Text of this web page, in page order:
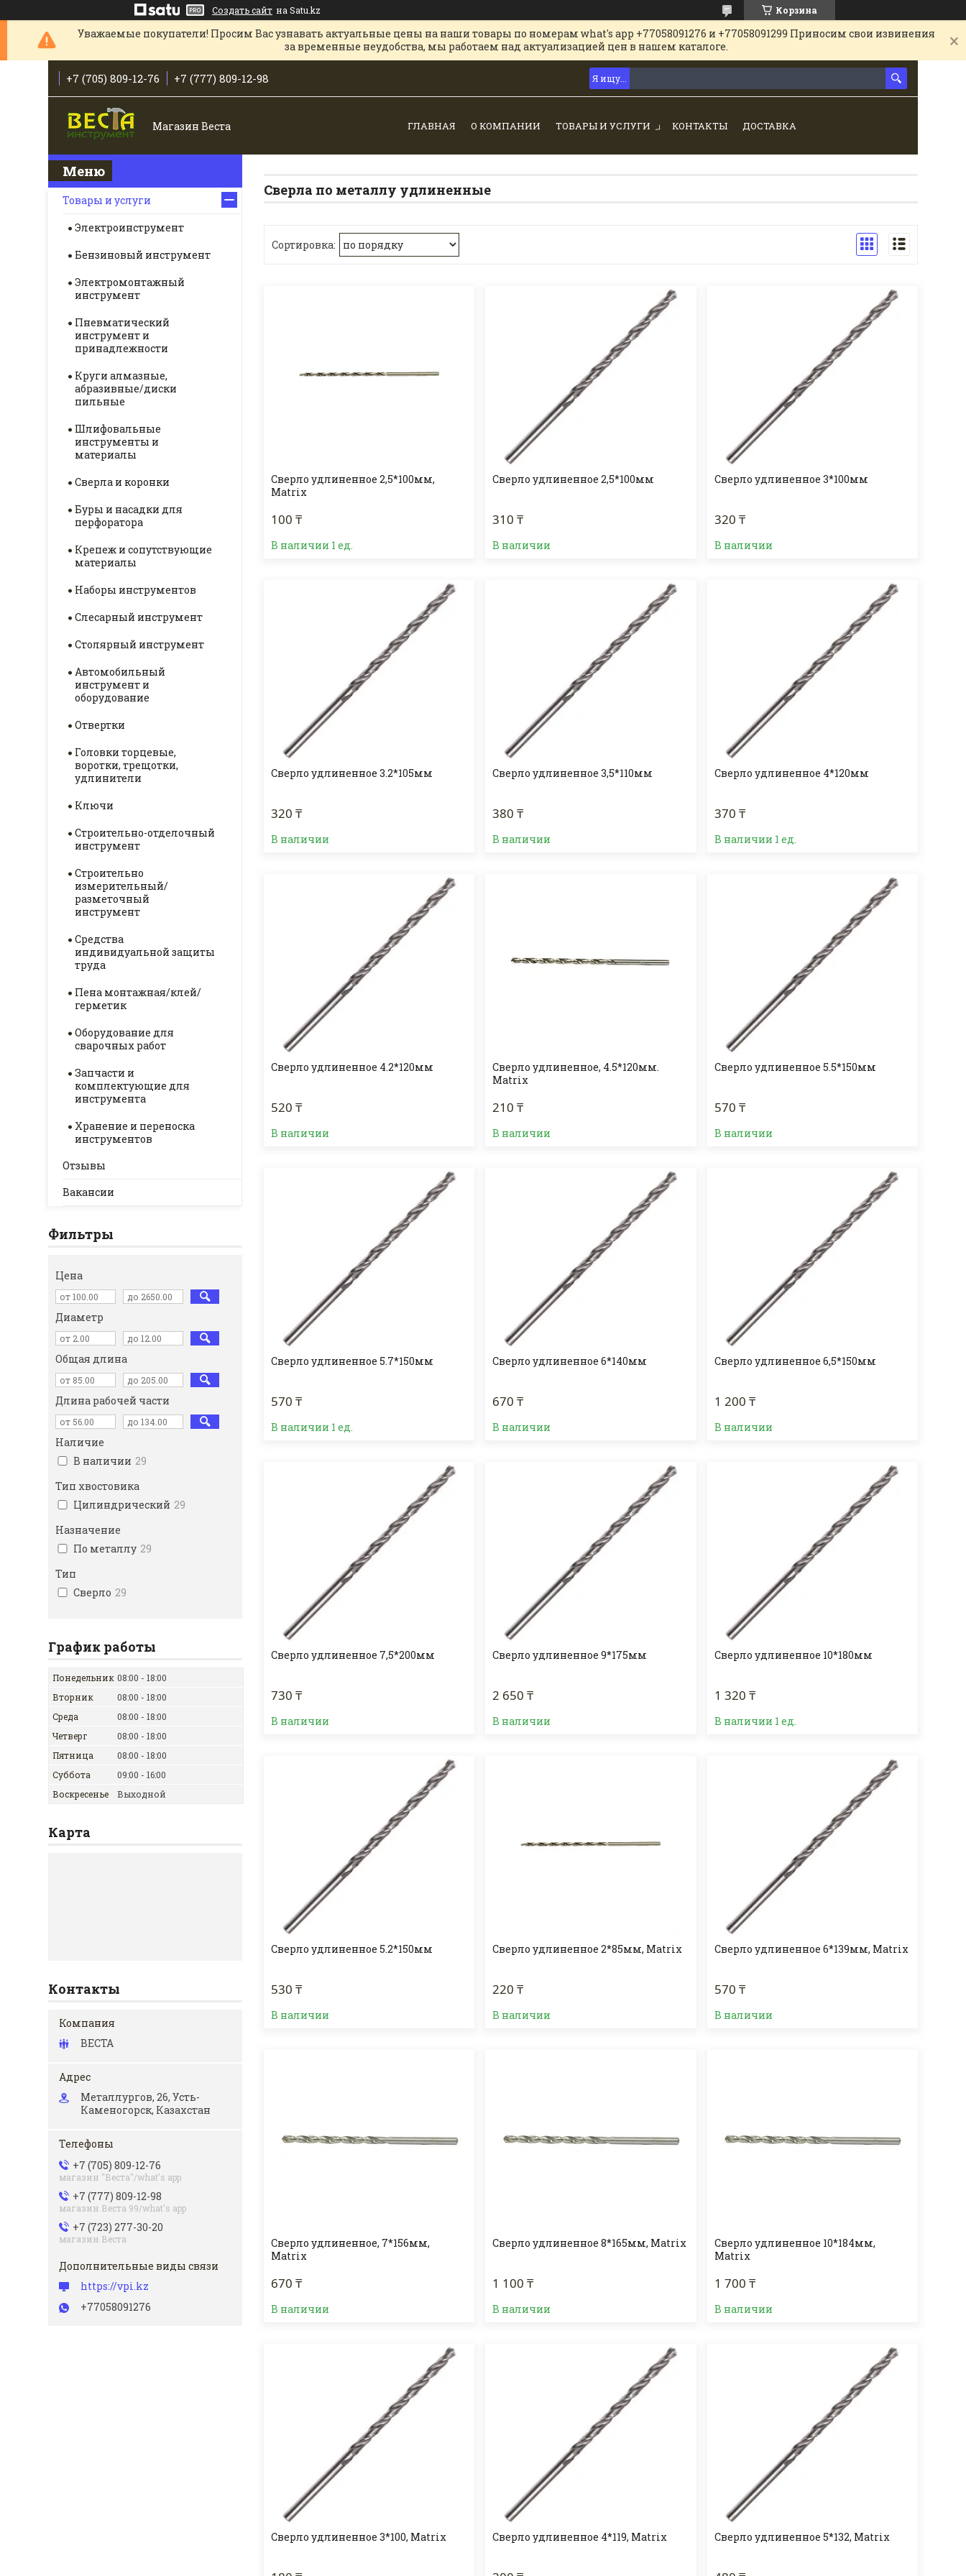
Создать сайт на Satu.kz Корзина
Уважаемые покупатели! Просим Вас узнавать актуальные цены на наши товары по номерам what's app +77058091276 и +77058091299 Приносим свои извинения
за временные неудобства, мы работаем над актуализацией цен в нашем каталоге.
+7 (705) 809-12-76 +7 (777) 809-12-98
Магазин Веста ГЛАВНАЯ О КОМПАНИИ ТОВАРЫ И УСЛУГИ КОНТАКТЫ ДОСТАВКА
Сверла по металлу удлиненные
Сверло удлиненное 2,5*100мм,
Matrix
100 ₸
В наличии 1 ед.
Сверло удлиненное 2,5*100мм
310 ₸
В наличии
Сверло удлиненное 3*100мм
320 ₸
В наличии
Сверло удлиненное 3.2*105мм
320 ₸
В наличии
Сверло удлиненное 3,5*110мм
380 ₸
В наличии
Сверло удлиненное 4*120мм
370 ₸
В наличии 1 ед.
Сверло удлиненное 4.2*120мм
520 ₸
В наличии
Сверло удлиненное, 4.5*120мм.
Matrix
210 ₸
В наличии
Сверло удлиненное 5.5*150мм
570 ₸
В наличии
Сверло удлиненное 5.7*150мм
570 ₸
В наличии 1 ед.
Сверло удлиненное 6*140мм
670 ₸
В наличии
Сверло удлиненное 6,5*150мм
1 200 ₸
В наличии
Сверло удлиненное 7,5*200мм
730 ₸
В наличии
Сверло удлиненное 9*175мм
2 650 ₸
В наличии
Сверло удлиненное 10*180мм
1 320 ₸
В наличии 1 ед.
Сверло удлиненное 5.2*150мм
530 ₸
В наличии
Сверло удлиненное 2*85мм, Matrix
220 ₸
В наличии
Сверло удлиненное 6*139мм, Matrix
570 ₸
В наличии
Сверло удлиненное, 7*156мм,
Matrix
670 ₸
В наличии
Сверло удлиненное 8*165мм, Matrix
1 100 ₸
В наличии
Сверло удлиненное 10*184мм,
Matrix
1 700 ₸
В наличии
Сверло удлиненное 3*100, Matrix Сверло удлиненное 4*119, Matrix Сверло удлиненное 5*132, Matrix
Товары и услуги
Электроинструмент
Бензиновый инструмент
Электромонтажный
инструмент
Пневматический
инструмент и
принадлежности
Круги алмазные,
абразивные/диски
пильные
Шлифовальные
инструменты и
материалы
Сверла и коронки
Буры и насадки для
перфоратора
Крепеж и сопутствующие
материалы
Наборы инструментов
Слесарный инструмент
Столярный инструмент
Автомобильный
инструмент и
оборудование
Отвертки
Головки торцевые,
воротки, трещотки,
удлинители
Ключи
Строительно-отделочный
инструмент
Строительно
измерительный/
разметочный
инструмент
Средства
индивидуальной защиты
труда
Пена монтажная/клей/
герметик
Оборудование для
сварочных работ
Запчасти и
комплектующие для
инструмента
Хранение и переноска
инструментов
Отзывы
Вакансии
Фильтры
Цена
Диаметр
Общая длина
Длина рабочей части
Наличие
В наличии 29
Тип хвостовика
Цилиндрический 29
Назначение
По металлу 29
Тип
Сверло 29
График работы
Понедельник 08:00
18:00
Вторник
08:00
18:00
Среда
08:00
18:00
Четверг
08:00
18:00
Пятница
08:00
18:00
Суббота
09:00
16:00
Воскресенье
Выходной
Карта
Контакты
ВЕСТА
Металлургов, 26, Усть-
Каменогорск, Казахстан
+7 (705) 809-12-76
магазин "Веста"/what's app
+7 (777) 809-12-98
магазин Веста 99/what's app
+7 (723) 277-30-20
магазин Веста
https://vpi.kz
+77058091276